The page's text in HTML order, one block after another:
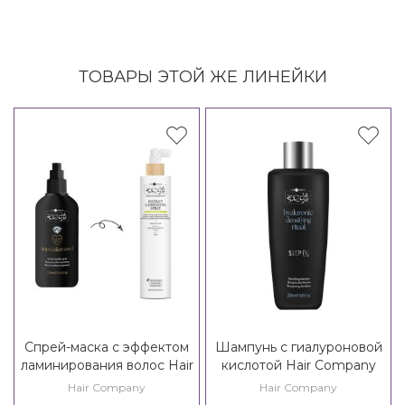
ТОВАРЫ ЭТОЙ ЖЕ ЛИНЕЙКИ
Спрей-маска с эффектом
ламинирования волос Hair
Company Inimitable Style
Hair Company
Шампунь с гиалуроновой
кислотой Hair Company
Inimitable Style Hyaluronic
Hair Company